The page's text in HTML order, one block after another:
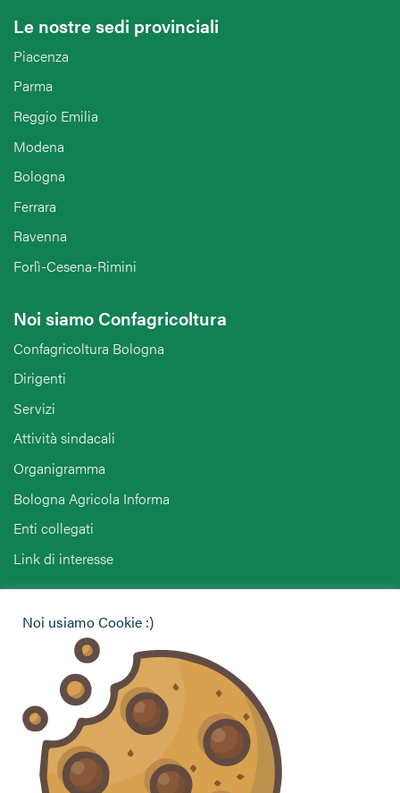
Le nostre sedi provinciali
Piacenza
Parma
Reggio Emilia
Modena
Bologna
Ferrara
Ravenna
Forlì-Cesena-Rimini
Noi siamo Confagricoltura
Confagricoltura Bologna
Dirigenti
Servizi
Attività sindacali
Organigramma
Bologna Agricola Informa
Enti collegati
Link di interesse
Vuoi contattarci per ricevere assistenza, lasciare un
commento o chiedere informazioni?
CONTATTACI
Seguici sui social
Noi usiamo Cookie :)